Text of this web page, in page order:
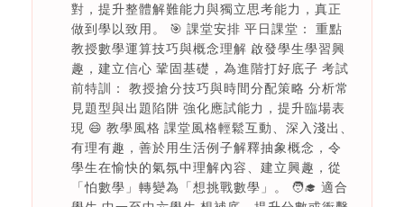
對，提升整體解難能力與獨立思考能力，真正
做到學以致用。 🎯 課堂安排 平日課堂： 重點
教授數學運算技巧與概念理解 啟發學生學習興
趣，建立信心 鞏固基礎，為進階打好底子 考試
前特訓： 教授搶分技巧與時間分配策略 分析常
見題型與出題陷阱 強化應試能力，提升臨場表
現 😄 教學風格 課堂風格輕鬆互動、深入淺出、
有理有趣，善於用生活例子解釋抽象概念，令
學生在愉快的氣氛中理解內容、建立興趣，從
「怕數學」轉變為「想挑戰數學」。 🧑‍🎓 適合